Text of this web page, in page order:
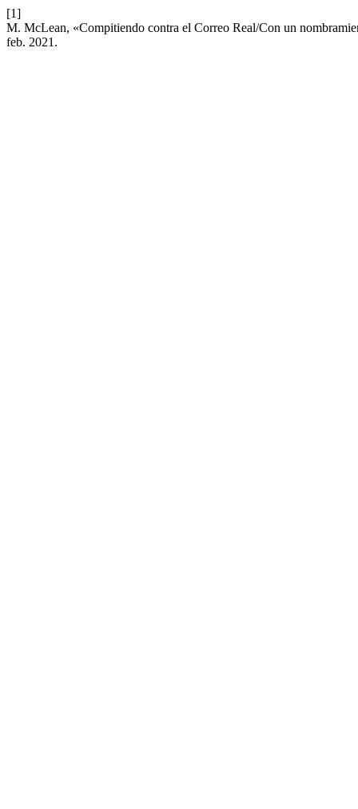
[1]
M. McLean, «Compitiendo contra el Correo Real/Con un
feb. 2021.